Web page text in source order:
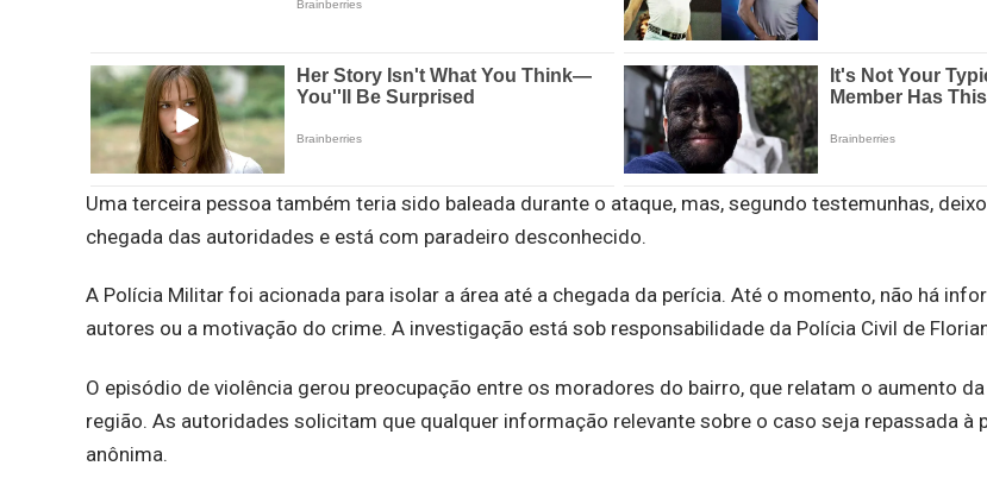
Uma terceira pessoa também teria sido baleada durante o ataque, mas, segundo testemunhas,
chegada das autoridades e está com paradeiro desconhecido.
A Polícia Militar foi acionada para isolar a área até a chegada da perícia. Até o momento, não há
autores ou a motivação do crime. A investigação está sob responsabilidade da Polícia Civil de
O episódio de violência gerou preocupação entre os moradores do bairro, que relatam o aumento
região. As autoridades solicitam que qualquer informação relevante sobre o caso seja repassada à
anônima.